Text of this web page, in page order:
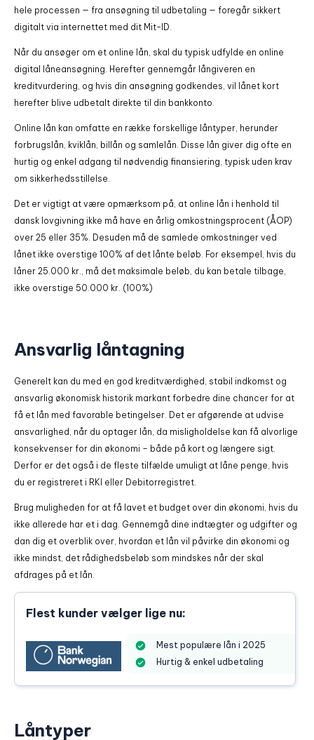
hele processen — fra ansøgning til udbetaling — foregår sikkert
digitalt via internettet med dit Mit-ID.
Når du ansøger om et online lån, skal du typisk udfylde en online
digital låneansøgning. Herefter gennemgår långiveren en
kreditvurdering, og hvis din ansøgning godkendes, vil lånet kort
herefter blive udbetalt direkte til din bankkonto.
Online lån kan omfatte en række forskellige låntyper, herunder
forbrugslån, kviklån, billån og samlelån. Disse lån giver dig ofte en
hurtig og enkel adgang til nødvendig finansiering, typisk uden krav
om sikkerhedsstillelse.
Det er vigtigt at være opmærksom på, at online lån i henhold til
dansk lovgivning ikke må have en årlig omkostningsprocent (ÅOP)
over 25 eller 35%. Desuden må de samlede omkostninger ved
lånet ikke overstige 100% af det lånte beløb. For eksempel, hvis du
låner 25.000 kr., må det maksimale beløb, du kan betale tilbage,
ikke overstige 50.000 kr. (100%)
Ansvarlig låntagning
Generelt kan du med en god kreditværdighed, stabil indkomst og
ansvarlig økonomisk historik markant forbedre dine chancer for at
få et lån med favorable betingelser. Det er afgørende at udvise
ansvarlighed, når du optager lån, da misligholdelse kan få alvorlige
konsekvenser for din økonomi – både på kort og længere sigt.
Derfor er det også i de fleste tilfælde umuligt at låne penge, hvis
du er registreret i RKI eller Debitorregistret.
Brug muligheden for at få lavet et budget over din økonomi, hvis du
ikke allerede har et i dag. Gennemgå dine indtægter og udgifter og
dan dig et overblik over, hvordan et lån vil påvirke din økonomi og
ikke mindst, det rådighedsbeløb som mindskes når der skal
afdrages på et lån.
Flest kunder vælger lige nu:
Mest populære lån i 2025
Hurtig & enkel udbetaling
Låntyper